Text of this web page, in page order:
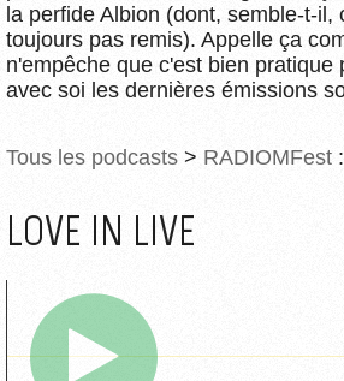
la perfide Albion (dont, semble-t-il,
toujours pas remis). Appelle ça
n'empêche que c'est bien pratique
avec soi les dernières émissions
Tous les podcasts > RADIOMFest :
LOVE IN LIVE